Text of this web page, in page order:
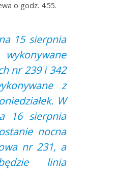
o godz. 4.55.
15 sierpnia
nr 239 i 342
z
W
16 sierpnia
nocna
nr 231, a
linia